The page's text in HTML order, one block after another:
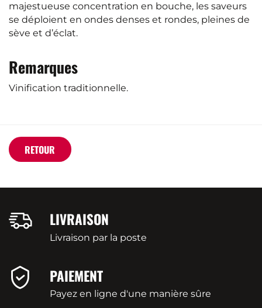
majestueuse concentration en bouche, les saveurs
se déploient en ondes denses et rondes, pleines de
sève et d’éclat.
Remarques
Vinification traditionnelle.
RETOUR
LIVRAISON
Livraison par la poste
PAIEMENT
Payez en ligne d'une manière sûre